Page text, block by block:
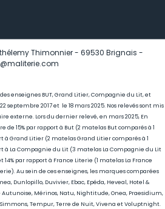
Thimonnier - 69530 Brignais -
enseignes BUT, Grand Litier, Compagnie du Lit, et
septembre 2017 et le 18 mars 2025. Nos relevés sont mis
externe. Lors du dernier relevé, en mars 2025, En
de 15% par rapport à But (2 matelas But comparés à 1
à Grand Litier (2 matelas Grand Litier comparés à 1
à La Compagnie du Lit (3 matelas La Compagnie du Lit
par rapport à France Literie (1 matelas La France
. Au sein de ces enseignes, les marques comparées
Dunlopillo, Duvivier, Ebac, Epéda, Heveal, Hotel &
Autunoise, Mérinos, Natu, Nightitude, Onea, Praesidium,
Simmons, Tempur, Terre de Nuit, Vivena et Voluptnight.